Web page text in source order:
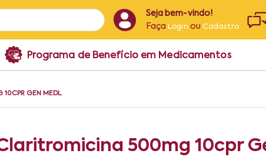
Seja bem-vindo!
Faça Login ouCadastro
Programa de Benefício em Medicamentos
10CPR GEN MEDL
500mg 10cpr